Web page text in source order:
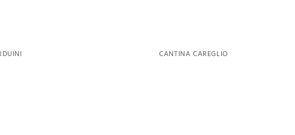
CANTINA CAREGLIO